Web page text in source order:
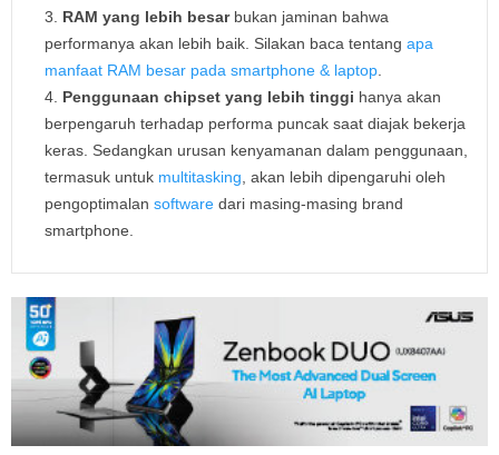
RAM yang lebih besarbukan jaminan bahwa
performanya akan lebih baik. Silakan baca tentang apa
manfaat RAM besar pada smartphone & laptop
Penggunaan chipset yang lebih tinggi hanya akan
berpengaruh terhadap performa puncak saat diajak bekerja
keras. Sedangkan urusan kenyamanan dalam penggunaan,
termasuk untuk multitasking , akan lebih dipengaruhi oleh
pengoptimalan software dari masing-masing brand
smartphone.